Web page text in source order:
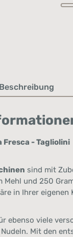
Beschreibung
- Tagliolini
sind mit
Mehl und 250
in Ihrer
ebenso viele
Mit den